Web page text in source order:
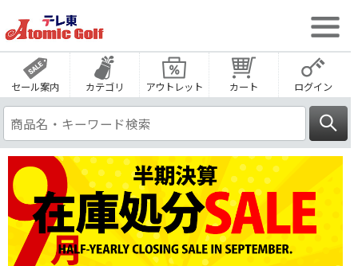
セール案内 カテゴリ アウトレット カート ログイン